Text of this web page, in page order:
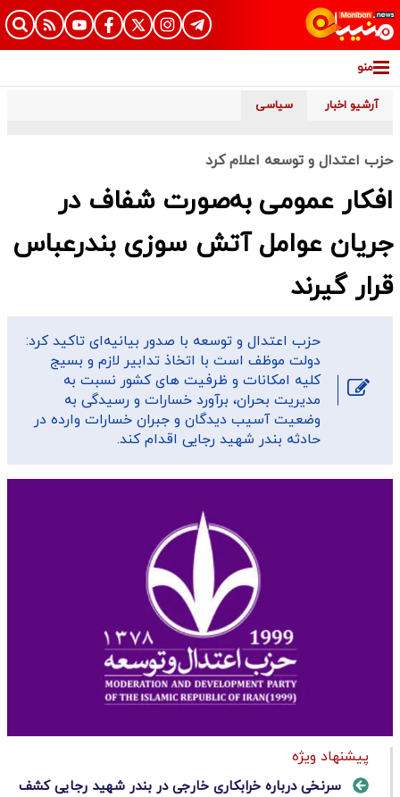
منو
آرشیو اخبار سیاسی
حزب اعتدال و توسعه اعلام کرد
افکار عمومی به‌صورت شفاف در
جریان عوامل آتش سوزی بندرعباس
قرار گیرند
حزب اعتدال و توسعه با صدور بیانیه‌ای تاکید کرد:
دولت موظف است با اتخاذ تدابیر لازم و بسیج
کلیه امکانات و ظرفیت های کشور نسبت به
مدیریت بحران، برآورد خسارات و رسیدگی به
وضعیت آسیب دیدگان و جبران خسارات وارده در
حادثه بندر شهید رجایی اقدام کند.
پیشنهاد ویژه
سرنخی درباره خرابکاری خارجی در بندر شهید رجایی کشف